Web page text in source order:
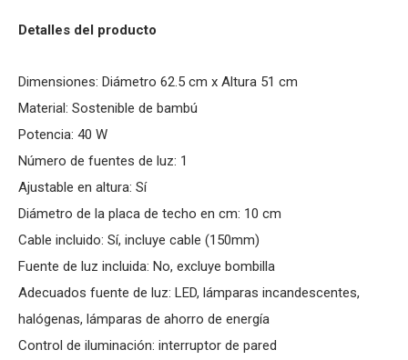
Detalles del producto
Dimensiones: Diámetro 62.5 cm x Altura 51 cm
Material: Sostenible de bambú
Potencia: 40 W
Número de fuentes de luz: 1
Ajustable en altura: Sí
Diámetro de la placa de techo en cm: 10 cm
Cable incluido: Sí, incluye cable (150mm)
Fuente de luz incluida: No, excluye bombilla
Adecuados fuente de luz: LED, lámparas incandescentes,
halógenas, lámparas de ahorro de energía
Control de iluminación: interruptor de pared